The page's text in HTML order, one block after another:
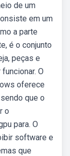
de um
em um
a parte
é o conjunto
peças e
O
oferece
que o
o
para. O
software e
que